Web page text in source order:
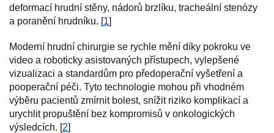
deformací hrudní stěny, nádorů brzlíku, tracheální stenózy
a poranění hrudníku. [1]
Moderní hrudní chirurgie se rychle mění díky pokroku ve
video a roboticky asistovaných přístupech, vylepšené
vizualizaci a standardům pro předoperační vyšetření a
pooperační péči. Tyto technologie mohou při vhodném
výběru pacientů zmírnit bolest, snížit riziko komplikací a
urychlit propuštění bez kompromisů v onkologických
výsledcích. [2]